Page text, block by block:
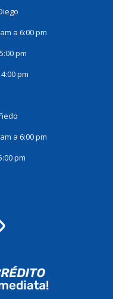
a 6:00 pm
pm
pm
a 6:00 pm
pm